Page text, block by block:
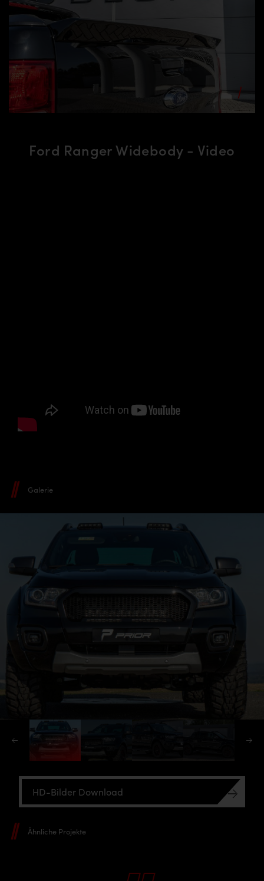
Ford Ranger Widebody - Video
Galerie
HD-Bilder Download
Ähnliche Projekte